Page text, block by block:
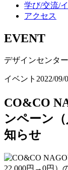
学び/交流/
アクセス
EVENT
デザインセンタ
イベント 2022/09/
CO&CO
ンペーン
知らせ